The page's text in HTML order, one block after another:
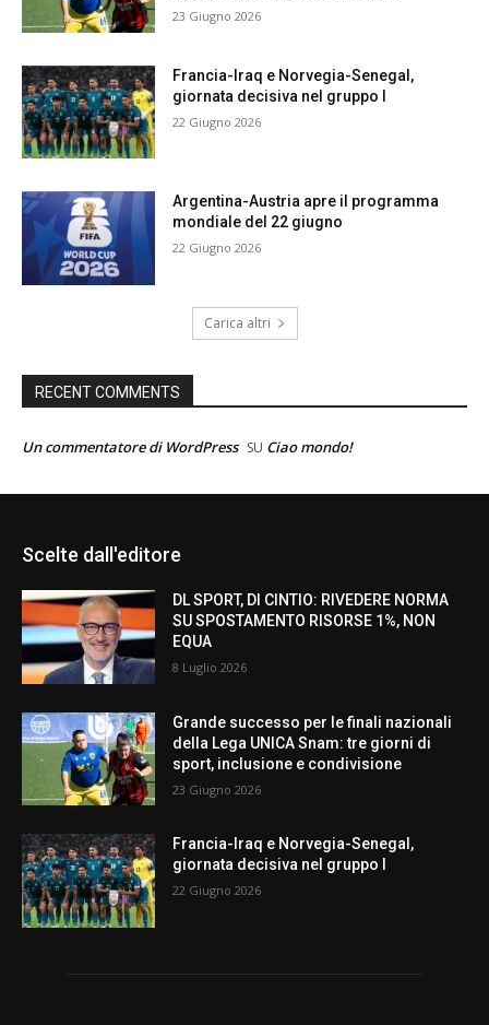
23 Giugno 2026
Francia-Iraq e Norvegia-Senegal,
giornata decisiva nel gruppo I
22 Giugno 2026
Argentina-Austria apre il programma
mondiale del 22 giugno
22 Giugno 2026
Carica altri
RECENT COMMENTS
Un commentatore di WordPress SU Ciao mondo!
Scelte dall'editore
DL SPORT, DI CINTIO: RIVEDERE NORMA
SU SPOSTAMENTO RISORSE 1%, NON
EQUA
8 Luglio 2026
Grande successo per le finali nazionali
della Lega UNICA Snam: tre giorni di
sport, inclusione e condivisione
23 Giugno 2026
Francia-Iraq e Norvegia-Senegal,
giornata decisiva nel gruppo I
22 Giugno 2026